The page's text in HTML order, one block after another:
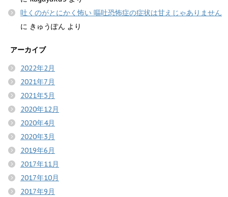
吐くのがとにかく怖い 嘔吐恐怖症の症状は甘えじゃありません
に きゅうぽん より
アーカイブ
2022年2月
2021年7月
2021年5月
2020年12月
2020年4月
2020年3月
2019年6月
2017年11月
2017年10月
2017年9月